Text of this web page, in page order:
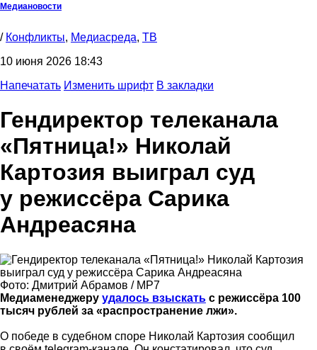
Медиановости
/ Конфликты, Медиасреда, ТВ
10 июня 2026 18:43
Напечатать Изменить шрифт В закладки
Гендиректор телеканала
«Пятница!» Николай
Картозия выиграл суд
у режиссёра Сарика
Андреасяна
Фото: Дмитрий Абрамов / МР7
Медиаменеджеру удалось взыскать с режиссёра 100
тысяч рублей за «распространение лжи».
О победе в судебном споре Николай Картозия сообщил